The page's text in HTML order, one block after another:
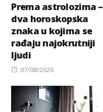
Prema astrolozima –
dva horoskopska
znaka u kojima se
rađaju najokrutniji
ljudi
Posted
07/08/2026